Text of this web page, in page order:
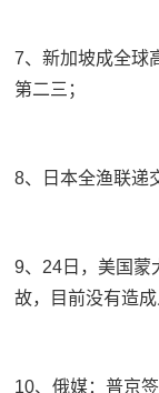
7、新加坡成全球
第二三；
8、日本全渔联递
9、24日，美国蒙
故，目前没有造成
10、俄媒：普京